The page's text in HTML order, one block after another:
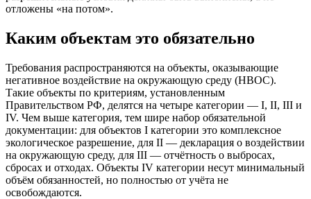
отложены «на потом».
Каким объектам это обязательно
Требования распространяются на объекты, оказывающие
негативное воздействие на окружающую среду (НВОС).
Такие объекты по критериям, установленным
Правительством РФ, делятся на четыре категории — I, II, III и
IV. Чем выше категория, тем шире набор обязательной
документации: для объектов I категории это комплексное
экологическое разрешение, для II — декларация о воздействии
на окружающую среду, для III — отчётность о выбросах,
сбросах и отходах. Объекты IV категории несут минимальный
объём обязанностей, но полностью от учёта не
освобождаются.